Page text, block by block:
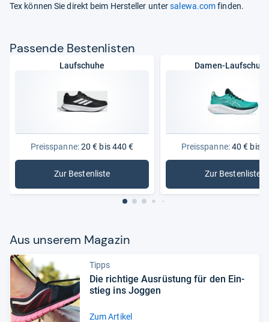
Tex können Sie direkt beim Hersteller untersalewa.comfinden.
Pas­sende Bes­ten­lis­ten
Laufschuhe
Preisspanne:20 € bis 440 €
Zur Bestenliste
: Laufschuhe
Damen-
Preisspanne:40 € bis
Zur Bestenliste
: Damen-
Aus unse­rem Maga­zin
Tipps
Die rich­tige Aus­rüs­tung für den Ein­
stieg ins Jog­gen
Zum Artikel